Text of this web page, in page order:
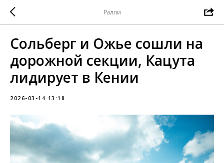
Ралли
Сольберг и Ожье сошли на
дорожной секции, Кацута
лидирует в Кении
2026-03-14 13:18